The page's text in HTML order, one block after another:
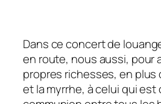
Dans ce concert de
en route, nous aussi, pour
propres richesses, en plus
et la myrrhe, à celui qui est